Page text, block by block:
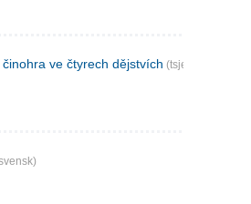
ve čtyrech dějstvích (tsjekkisk)